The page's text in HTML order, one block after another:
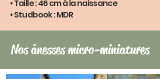
• Taille : 46 cm à la naissance
• Studbook : MDR
Nos ânesses micro-miniatures